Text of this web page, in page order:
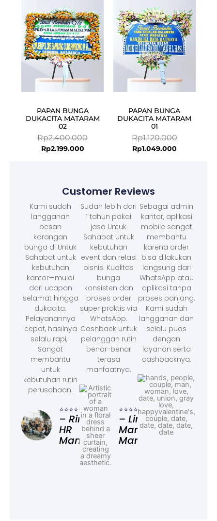
PAPAN BUNGA
DUKACITA MATARAM
02
Rp2.400.000
Rp2.400.000.
Rp2.199.000
Rp2.199.000.
PAPAN BUNGA
DUKACITA MATARAM
01
Rp1.120.000
Rp1.120.000.
Rp1.049.000
Customer Reviews
Kami sudah
langganan
pesan
karangan
bunga di Untuk
Sahabat untuk
kebutuhan
kantor—mulai
dari ucapan
selamat hingga
dukacita.
Pelayanannya
cepat, hasilnya
selalu rapi, .
Sangat
membantu
untuk
kebutuhan rutin
perusahaan.
⭐⭐⭐⭐⭐
– Rina,
HR
Manager
Sudah lebih dari
1 tahun pakai
jasa Untuk
Sahabat untuk
kebutuhan
event dan relasi
bisnis. Kualitas
bunga
konsisten dan
proses order
super praktis via
WhatsApp.
Cashback untuk
pelanggan rutin
benar-benar
terasa
manfaatnya.
⭐⭐⭐⭐⭐
– Linda,
Marketing
Manager
Sebagai admin
kantor, aplikasi
mobile sangat
membantu
karena order
bisa dilakukan
langsung dari
WhatsApp atau
aplikasi tanpa
proses panjang.
Kami sudah
langganan dan
selalu puas
dengan
layanan serta
cashbacknya.